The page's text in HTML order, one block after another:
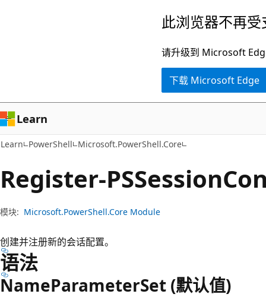
容
航
此浏览器不再
请升级到 Microsoft
下载 Microsoft Edge
Learn
Learn PowerShell Microsoft.PowerShell.Core
Register-PSSession
模块: Microsoft.PowerShell.Core Module
创建并注册新的会话配置。
语法
NameParameterSet (默认值)